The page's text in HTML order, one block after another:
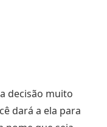
decisão muito
dará a ela para